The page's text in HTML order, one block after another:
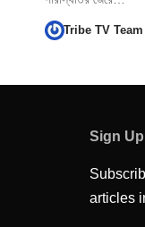
Tribe TV Team
Sign
articles